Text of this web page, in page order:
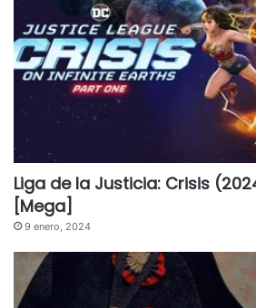
Liga de la Justicia: Crisis
[Mega]
9 enero, 2024